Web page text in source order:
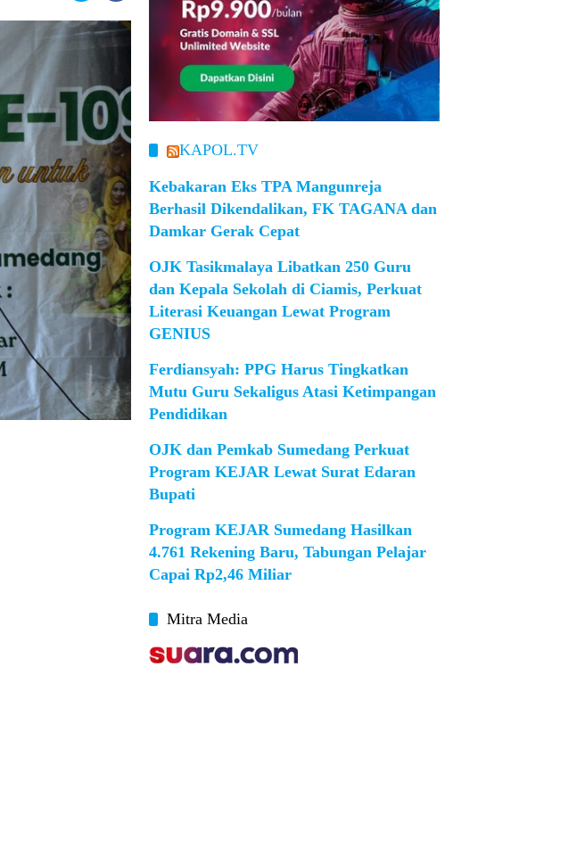
KAPOL.TV
Kebakaran Eks TPA Mangunreja
Berhasil Dikendalikan, FK TAGANA dan
Damkar Gerak Cepat
OJK Tasikmalaya Libatkan 250 Guru
dan Kepala Sekolah di Ciamis, Perkuat
Literasi Keuangan Lewat Program
GENIUS
Ferdiansyah: PPG Harus Tingkatkan
Mutu Guru Sekaligus Atasi Ketimpangan
Pendidikan
OJK dan Pemkab Sumedang Perkuat
Program KEJAR Lewat Surat Edaran
Bupati
Program KEJAR Sumedang Hasilkan
4.761 Rekening Baru, Tabungan Pelajar
Capai Rp2,46 Miliar
Mitra Media